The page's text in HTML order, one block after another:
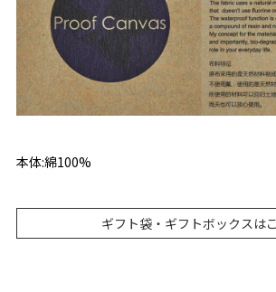
本体:綿100%
ギフト袋・ギフトボックスは